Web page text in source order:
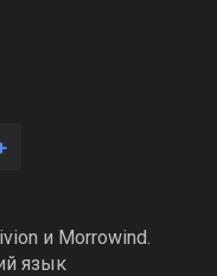
и Morrowind.
язык